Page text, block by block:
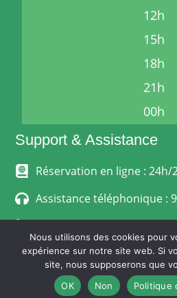
12h
15h
18h
21h
00h
Support & Assistance
Réservation en ligne : 24h/
Assistance téléphonique :
MENTIONS
POLITIQUE DE
CONDITIONS
© Stephanoise-
Nous utilisons des cookies pour
expérience sur notre site web. Si
site, nous supposerons que
OK
Non Politique